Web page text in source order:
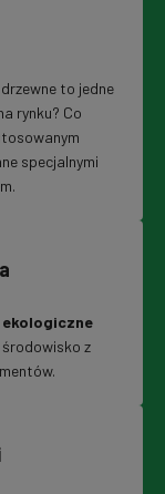
to jedne
rynku? Co
specjalnymi
ekologiczne
środowisko z